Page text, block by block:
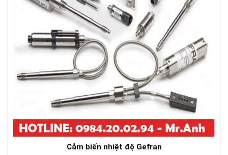
Cảm biến nhiệt độ Gefran